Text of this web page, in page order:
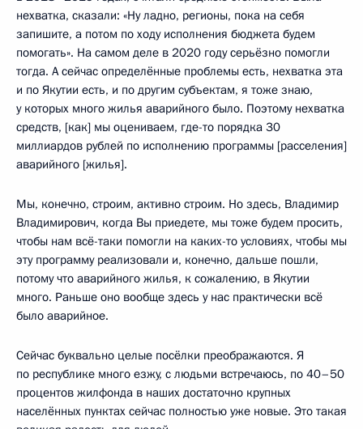
нехватка, сказали: «Ну ладно, регионы, пока на себя
запишите, а потом по ходу исполнения бюджета будем
помогать». На самом деле в 2020 году серьёзно помогли
тогда. А сейчас определённые проблемы есть, нехватка эта
и по Якутии есть, и по другим субъектам, я тоже знаю,
у которых много жилья аварийного было. Поэтому нехватка
средств, [как] мы оцениваем, где-то порядка 30
миллиардов рублей по исполнению программы [расселения]
аварийного [жилья].
Мы, конечно, строим, активно строим. Но здесь, Владимир
Владимирович, когда Вы приедете, мы тоже будем просить,
чтобы нам всё-таки помогли на каких-то условиях, чтобы мы
эту программу реализовали и, конечно, дальше пошли,
потому что аварийного жилья, к сожалению, в Якутии
много. Раньше оно вообще здесь у нас практически всё
было аварийное.
Сейчас буквально целые посёлки преображаются. Я
по республике много езжу, с людьми встречаюсь, по 40–50
процентов жилфонда в наших достаточно крупных
населённых пунктах сейчас полностью уже новые. Это такая